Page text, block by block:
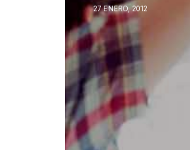
27 ENERO, 2012